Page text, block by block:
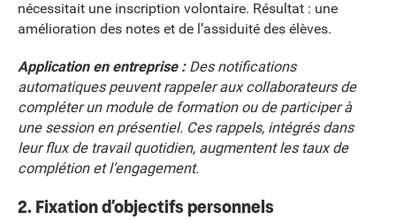
nécessitait une inscription volontaire. Résultat : une
amélioration des notes et de l’assiduité des élèves.
Application en entreprise : Des notifications
automatiques peuvent rappeler aux collaborateurs de
compléter un module de formation ou de participer à
une session en présentiel. Ces rappels, intégrés dans
leur flux de travail quotidien, augmentent les taux de
complétion et l’engagement.
2. Fixation d’objectifs personnels